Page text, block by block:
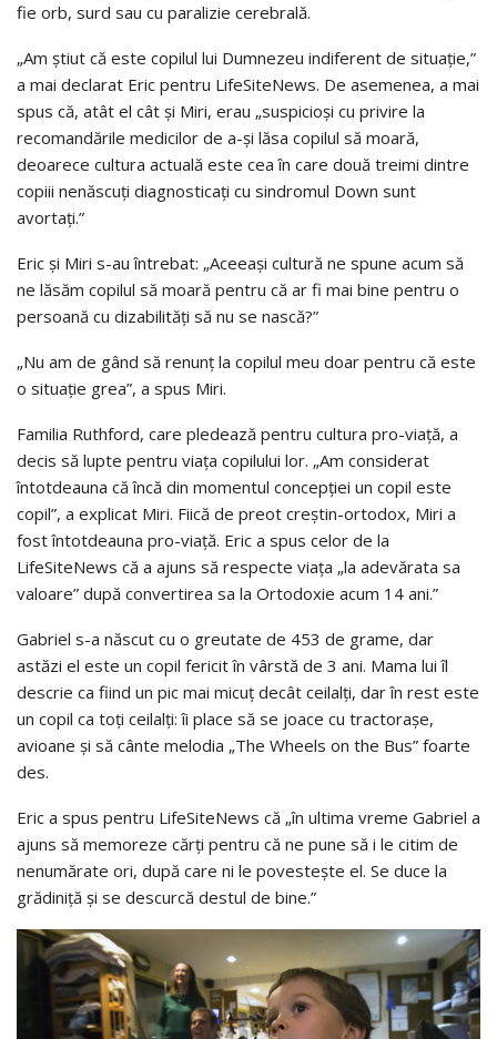
fie orb, surd sau cu paralizie cerebrală.
„Am știut că este copilul lui Dumnezeu indiferent de situație,”
a mai declarat Eric pentru LifeSiteNews. De asemenea, a mai
spus că, atât el cât și Miri, erau „suspicioși cu privire la
recomandările medicilor de a-și lăsa copilul să moară,
deoarece cultura actuală este cea în care două treimi dintre
copiii nenăscuţi diagnosticaţi cu sindromul Down sunt
avortați.”
Eric și Miri s-au întrebat: „Aceeași cultură ne spune acum să
ne lăsăm copilul să moară pentru că ar fi mai bine pentru o
persoană cu dizabilități să nu se nască?”
„Nu am de gând să renunț la copilul meu doar pentru că este
o situație grea”, a spus Miri.
Familia Ruthford, care pledează pentru cultura pro-viață, a
decis să lupte pentru viața copilului lor. „Am considerat
întotdeauna că încă din momentul concepției un copil este
copil”, a explicat Miri. Fiică de preot creștin-ortodox, Miri a
fost întotdeauna pro-viață. Eric a spus celor de la
LifeSiteNews că a ajuns să respecte viața „la adevărata sa
valoare” după convertirea sa la Ortodoxie acum 14 ani.”
Gabriel s-a născut cu o greutate de 453 de grame, dar
astăzi el este un copil fericit în vârstă de 3 ani. Mama lui îl
descrie ca fiind un pic mai micuț decât ceilalți, dar în rest este
un copil ca toţi ceilalţi: îi place să se joace cu tractorașe,
avioane și să cânte melodia „The Wheels on the Bus” foarte
des.
Eric a spus pentru LifeSiteNews că „în ultima vreme Gabriel a
ajuns să memoreze cărți pentru că ne pune să i le citim de
nenumărate ori, după care ni le povestește el. Se duce la
grădiniță și se descurcă destul de bine.”